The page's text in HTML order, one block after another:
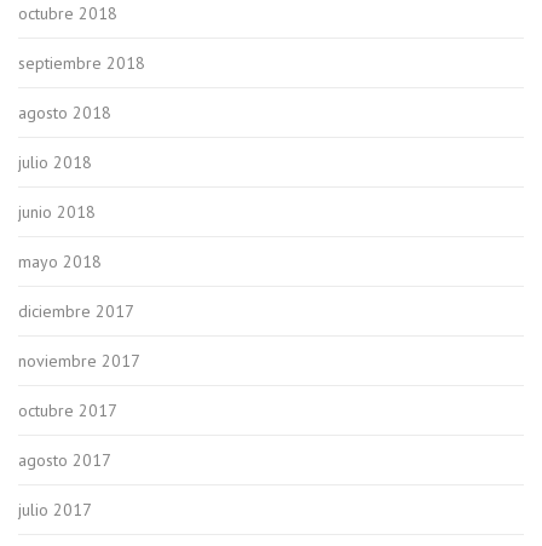
octubre 2018
septiembre 2018
agosto 2018
julio 2018
junio 2018
mayo 2018
diciembre 2017
noviembre 2017
octubre 2017
agosto 2017
julio 2017